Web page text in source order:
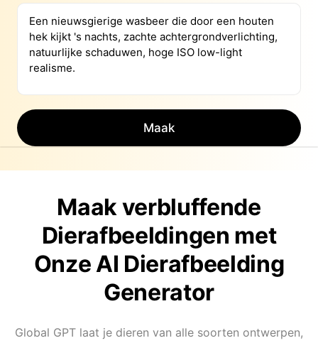
Maak
Maak verbluffende
Dierafbeeldingen met
Onze AI Dierafbeelding
Generator
Global GPT laat je dieren van alle soorten ontwerpen,